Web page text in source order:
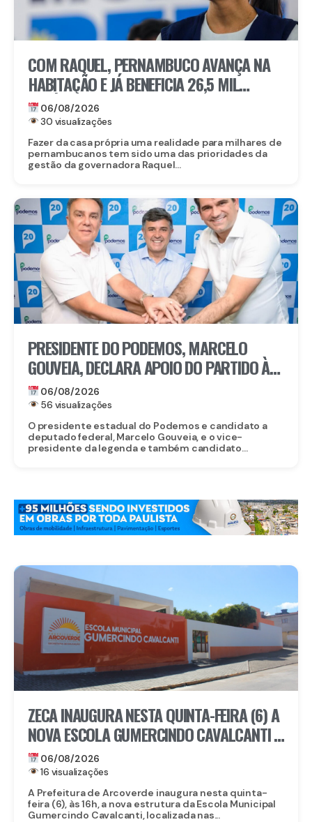
COM RAQUEL, PERNAMBUCO AVANÇA NA
HABITAÇÃO E JÁ BENEFICIA 26,5 MIL
FAMÍLIAS COM O MORAR BEM – ENTRADA
GARANTIDA
06/08/2026
30 visualizações
Fazer da casa própria uma realidade para milhares de
pernambucanos tem sido uma das prioridades da
gestão da governadora Raquel...
PRESIDENTE DO PODEMOS, MARCELO
GOUVEIA, DECLARA APOIO DO PARTIDO À
CANDIDATURA DE EDUARDO DA FONTE AO
SENADO
06/08/2026
56 visualizações
O presidente estadual do Podemos e candidato a
deputado federal, Marcelo Gouveia, e o vice-
presidente da legenda e também candidato...
ZECA INAUGURA NESTA QUINTA-FEIRA (6) A
NOVA ESCOLA GUMERCINDO CAVALCANTI E
AUTORIZA OBRAS DE CALÇAMENTO EM
ARCOVERDE
06/08/2026
16 visualizações
A Prefeitura de Arcoverde inaugura nesta quinta-
feira (6), às 16h, a nova estrutura da Escola Municipal
Gumercindo Cavalcanti, localizada nas...